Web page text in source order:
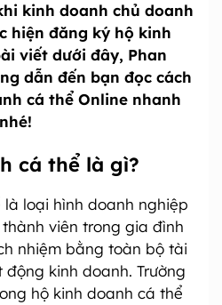
kinh doanh chủ doanh
hiện đăng ký hộ kinh
viết dưới đây, Phan
dẫn đến bạn đọc cách
cá thể Online nhanh
cá thể là gì?
loại hình doanh nghiệp
viên trong gia đình
nhiệm bằng toàn bộ tài
kinh doanh. Trường
hộ kinh doanh cá thể